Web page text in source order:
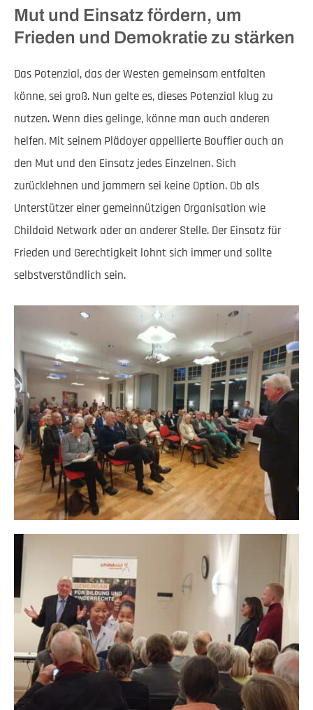
Mut und Einsatz fördern, um
Frieden und Demokratie zu stärken
Das Potenzial, das der Westen gemeinsam entfalten
könne, sei groß. Nun gelte es, dieses Potenzial klug zu
nutzen. Wenn dies gelinge, könne man auch anderen
helfen. Mit seinem Plädoyer appellierte Bouffier auch an
den Mut und den Einsatz jedes Einzelnen. Sich
zurücklehnen und jammern sei keine Option. Ob als
Unterstützer einer gemeinnützigen Organisation wie
Childaid Network oder an anderer Stelle. Der Einsatz für
Frieden und Gerechtigkeit lohnt sich immer und sollte
selbstverständlich sein.